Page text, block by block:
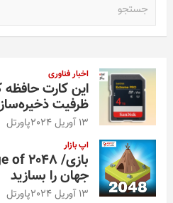
اخبار فناوری
ظرفیت
13 آوریل 2024 پاورتل
اپ بازار
جهان را بسازید
13 آوریل 2024 پاورتل